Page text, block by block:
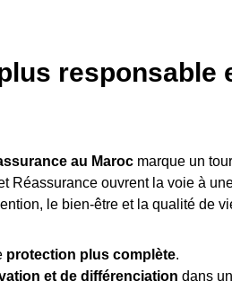
responsable
au Maroc marque un
Réassurance ouvrent la voie à
le bien-être et la qualité de
protection plus complète.
et de différenciation dans